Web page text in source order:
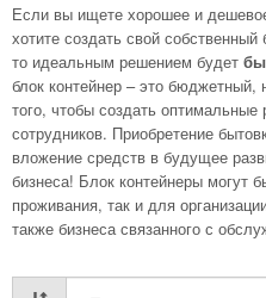
Если вы ищете хорошее и
хотите создать свой
то идеальным решением будет
блок контейнер – это бюджетный,
того, чтобы создать
сотрудников. Приобретение
вложение средств в будущее
бизнеса! Блок контейнеры могут
проживания, так и для
также бизнеса связанного с